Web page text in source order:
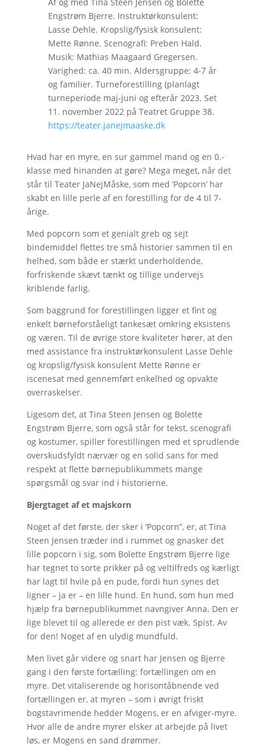
Af og med Tina Steen Jensen og Bolette
Engstrøm Bjerre. Instruktørkonsulent:
Lasse Dehle. Kropslig/fysisk konsulent:
Mette Rønne. Scenografi: Preben Hald.
Musik: Mathias Maagaard Gregersen.
Varighed: ca. 40 min. Aldersgruppe: 4-7 år
og familier. Turneforestilling (planlagt
turneperiode maj-juni og efterår 2023. Set
11. november 2022 på Teatret Gruppe 38.
https://teater.janejmaaske.dk
Hvad har en myre, en sur gammel mand og en 0.-
klasse med hinanden at gøre? Mega meget, når det
står til Teater JaNejMåske, som med ’Popcorn’ har
skabt en lille perle af en forestilling for de 4 til 7-
årige.
Med popcorn som et genialt greb og sejt
bindemiddel flettes tre små historier sammen til en
helhed, som både er stærkt underholdende,
forfriskende skævt tænkt og tillige undervejs
kriblende farlig.
Som baggrund for forestillingen ligger et fint og
enkelt børneforståeligt tankesæt omkring eksistens
og væren. Til de øvrige store kvaliteter hører, at den
med assistance fra instruktørkonsulent Lasse Dehle
og kropslig/fysisk konsulent Mette Rønne er
iscenesat med gennemført enkelhed og opvakte
overraskelser.
Ligesom det, at Tina Steen Jensen og Bolette
Engstrøm Bjerre, som også står for tekst, scenografi
og kostumer, spiller forestillingen med et sprudlende
overskudsfyldt nærvær og en solid sans for med
respekt at flette børnepublikummets mange
spørgsmål og svar ind i historierne.
Bjergtaget af et majskorn
Noget af det første, der sker i ’Popcorn”, er, at Tina
Steen Jensen træder ind i rummet og gnasker det
lille popcorn i sig, som Bolette Engstrøm Bjerre lige
har tegnet to sorte prikker på og veltilfreds og kærligt
har lagt til hvile på en pude, fordi hun synes det
ligner – ja er – en lille hund. En hund, som hun med
hjælp fra børnepublikummet navngiver Anna. Den er
lige blevet til og allerede er den pist væk. Spist. Av
for den! Noget af en ulydig mundfuld.
Men livet går videre og snart har Jensen og Bjerre
gang i den første fortælling: fortællingen om en
myre. Det vitaliserende og horisontåbnende ved
fortællingen er, at myren – som i øvrigt friskt
bogstavrimende hedder Mogens, er en afviger-myre.
Hvor alle de andre myrer elsker at arbejde på livet
løs, er Mogens en sand drømmer.